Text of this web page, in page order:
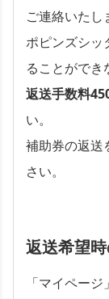
ご連絡いたし
ポピンズシッ
ることができ
返送手数料
い。
補助券の返送
さい。
返送希望
「マイページ